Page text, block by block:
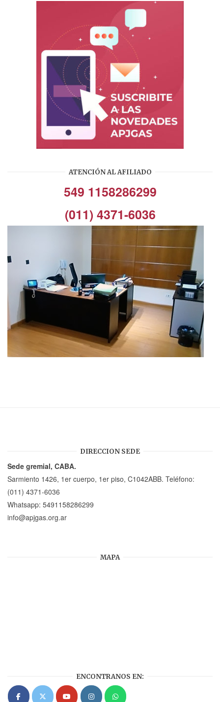
ATENCIÓN AL AFILIADO
549 1158286299
(011) 4371-6036
DIRECCION SEDE
Sede gremial, CABA.
Sarmiento 1426, 1er cuerpo, 1er piso, C1042ABB. Teléfono:
(011) 4371-6036
Whatsapp: 5491158286299
info@apjgas.org.ar
MAPA
ENCONTRANOS EN: